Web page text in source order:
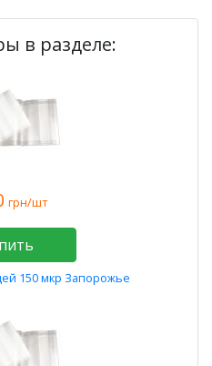
в разделе:
грн/шт
150 мкр Запорожье